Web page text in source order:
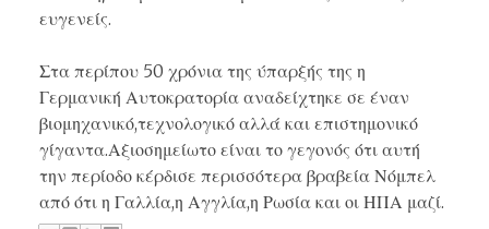
ευγενείς.
Στα περίπου 50 χρόνια της ύπαρξής της η
Γερμανική Αυτοκρατορία αναδείχτηκε σε έναν
βιομηχανικό,τεχνολογικό αλλά και επιστημονικό
γίγαντα.Αξιοσημείωτο είναι το γεγονός ότι αυτή
την περίοδο κέρδισε περισσότερα βραβεία Νόμπελ
από ότι η Γαλλία,η Αγγλία,η Ρωσία και οι ΗΠΑ μαζί.